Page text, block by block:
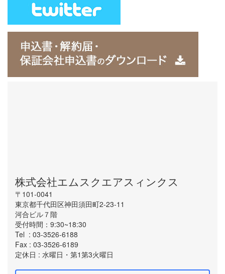
株式会社エムスクエアスィンクス
〒101-0041
東京都千代田区神田須田町2-23-11
河合ビル７階
受付時間：9:30~18:30
Tel : 03-3526-6188
Fax : 03-3526-6189
定休日 : 水曜日・第1第3火曜日